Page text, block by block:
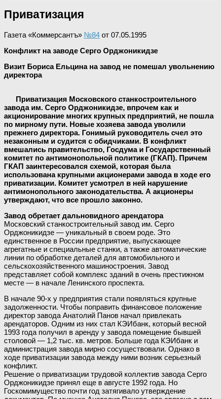
Приватизация
Газета «Коммерсантъ» №84 от 07.05.1995
Конфликт на заводе Серго Орджоникидзе
Визит Бориса Ельцина на завод не помешал увольнению
директора
Приватизация Московского станкостроительного
завода им. Серго Орджоникидзе, впрочем как и
акционирование многих крупных предприятий, не пошла
по мирному пути. Новые хозяева завода уволили
прежнего директора. Гонимый руководитель счел это
незаконным и судится с обидчиками. В конфликт
вмешались правительство, Госдума и Государственный
комитет по антимонопольной политике (ГКАП). Причем
ГКАП заинтересовался схемой, которая была
использована крупными акционерами завода в ходе его
приватизации. Комитет усмотрел в ней нарушение
антимонопольного законодательства. А акционеры
утверждают, что все прошло законно.
Завод обретает дальновидного арендатора
Московский станкостроительный завод им. Серго
Орджоникидзе — уникальный в своем роде. Это
единственное в России предприятие, выпускающее
агрегатные и специальные станки, а также автоматические
линии по обработке деталей для автомобильного и
сельскохозяйственного машиностроения. Завод
представляет собой комплекс зданий в очень престижном
месте — в начале Ленинского проспекта.
В начале 90-х у предприятия стали появляться крупные
задолженности. Чтобы поправить финансовое положение
директор завода Анатолий Панов начал привлекать
арендаторов. Одним из них стал КЭИбанк, который весной
1993 года получил в аренду у завода помещение бывшей
столовой — 1,2 тыс. кв. метров. Больше года КЭИбанк и
администрация завода мирно сосуществовали. Однако в
ходе приватизации завода между ними возник серьезный
конфликт.
Решение о приватизации трудовой коллектив завода Серго
Орджоникидзе принял еще в августе 1992 года. Но
Госкомимущество почти год затягивало утверждение